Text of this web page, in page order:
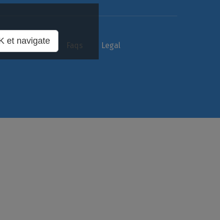
Agencias Faqs Legal
et navigate